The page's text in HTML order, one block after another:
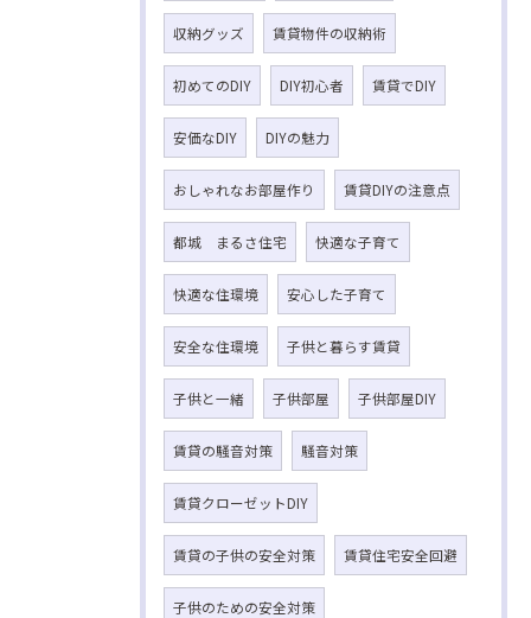
収納グッズ 賃貸物件の収納術
初めてのDIY DIY初心者 賃貸でDIY
安価なDIY DIYの魅力
おしゃれなお部屋作り 賃貸DIYの注意点
都城 まるさ住宅 快適な子育て
快適な住環境 安心した子育て
安全な住環境 子供と暮らす賃貸
子供と一緒 子供部屋 子供部屋DIY
賃貸の騒音対策 騒音対策
賃貸クローゼットDIY
賃貸の子供の安全対策 賃貸住宅安全回避
子供のための安全対策